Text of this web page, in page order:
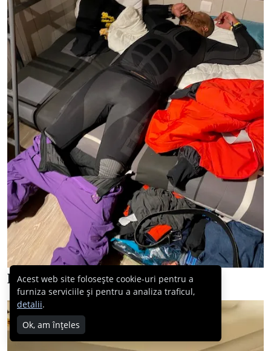
Dar apoi am luat-o din loc…
Acest web site folosește cookie-uri pentru a
furniza serviciile și pentru a analiza traficul,
detalii.
Ok, am înțeles